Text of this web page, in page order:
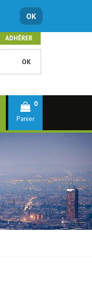
OK
ADHÉRER
OK
0
Panier